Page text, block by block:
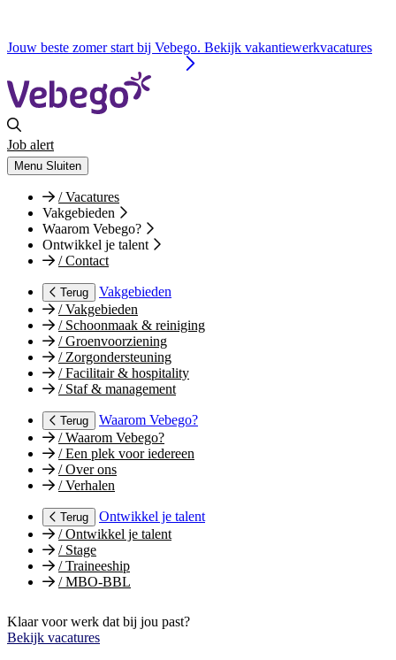
Jouw beste zomer start bij Vebego. Bekijk vakantiewerkvacatures
Job alert
Menu Sluiten
/Vacatures
Vakgebieden
Waarom Vebego?
Ontwikkel je talent
/Contact
Terug
Vakgebieden
/Vakgebieden
/Schoonmaak & reiniging
/Groenvoorziening
/Zorgondersteuning
/Facilitair & hospitality
/Staf & management
Terug
Waarom Vebego?
/Waarom Vebego?
/Een plek voor iedereen
/Over ons
/Verhalen
Terug
Ontwikkel je talent
/Ontwikkel je talent
/Stage
/Traineeship
/MBO-BBL
Klaar voor werk dat bij jou past?
Bekijk vacatures